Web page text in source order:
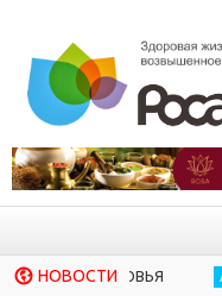
НОВОСТИ АЮРВЕДА